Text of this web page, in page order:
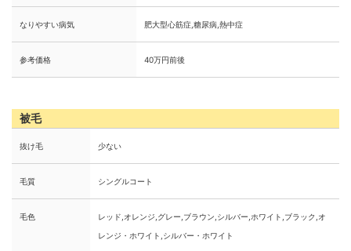
なりやすい病気 肥大型心筋症,糖尿病,熱中症
参考価格 40万円前後
被毛
抜け毛 少ない
毛質 シングルコート
毛色
レッド,オレンジ,グレー,ブラウン,シルバー,ホワイト,ブラック,オ
レンジ・ホワイト,シルバー・ホワイト